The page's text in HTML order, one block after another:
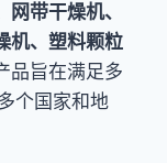
网带干燥机、
机、塑料颗粒
品旨在满足多
个国家和地